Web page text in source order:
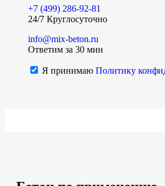
+7 (499) 286-92-81
24/7 Круглосуточно
info@mix-beton.ru
Ответим за 30 мин
Я принимаю Политику